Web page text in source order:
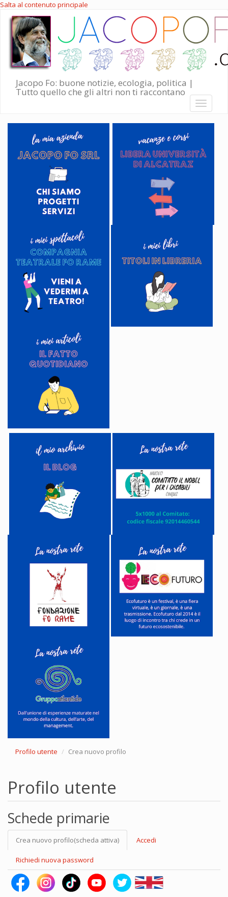
Salta al contenuto principale
Jacopo Fo: buone notizie, ecologia, politica |
Tutto quello che gli altri non ti raccontano
Toggle
Profilo utente Crea nuovo profilo
Profilo utente
Schede primarie
Crea nuovo profilo(scheda attiva) Accedi
Richiedi nuova password